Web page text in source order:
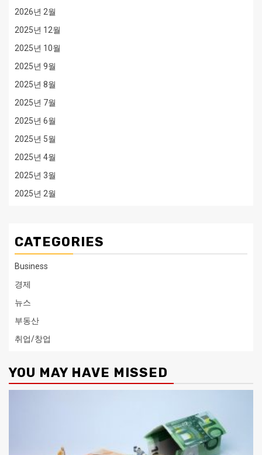
2026년 2월
2025년 12월
2025년 10월
2025년 9월
2025년 8월
2025년 7월
2025년 6월
2025년 5월
2025년 4월
2025년 3월
2025년 2월
CATEGORIES
Business
경제
뉴스
부동산
취업/창업
YOU MAY HAVE MISSED